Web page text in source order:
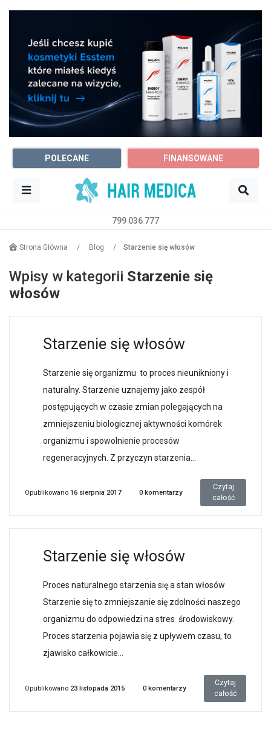
POLECANE FINANSOWANE
799 036 777
Strona Główna / Blog / Starzenie się włosów
Wpisy w kategorii Starzenie się
włosów
Starzenie się włosów
Starzenie się organizmu to proces nieunikniony i
naturalny. Starzenie uznajemy jako zespół
postępujących w czasie zmian polegających na
zmniejszeniu biologicznej aktywności komórek
organizmu i spowolnienie procesów
regeneracyjnych. Z przyczyn starzenia...
Opublikowano 16 sierpnia 2017 0 komentarzy
Czytaj
całość
Starzenie się włosów
Proces naturalnego starzenia się a stan włosów
Starzenie się to zmniejszanie się zdolności naszego
organizmu do odpowiedzi na stres środowiskowy.
Proces starzenia pojawia się z upływem czasu, to
zjawisko całkowicie...
Opublikowano 23 listopada 2015 0 komentarzy
Czytaj
całość